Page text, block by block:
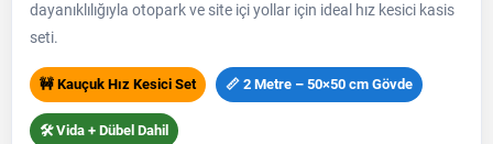
dayanıklılığıyla otopark ve site içi yollar için ideal hız kesici kasis
seti.
🚧 Kauçuk Hız Kesici Set 📏 2 Metre – 50×50 cm Gövde
🛠️ Vida + Dübel Dahil